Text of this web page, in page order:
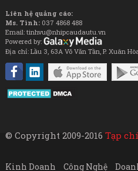
Liên hệ quảng cáo:
Ms. Tình: 037 4868 488
Email: tinhvu@nhipcaudautu.vn
Powered by:
Địa chỉ: Lầu 3, 63A Võ Văn Tần, P. Xuân
© Copyright 2009-2016 Tạp
Kinh Doanh Công Nghệ